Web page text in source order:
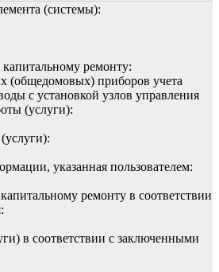
(системы):
ремонту:
(общедомовых) приборов учета
с установкой узлов управления
(услуги):
указанная пользователем:
ремонту в соответствии
в соответствии с заключенными